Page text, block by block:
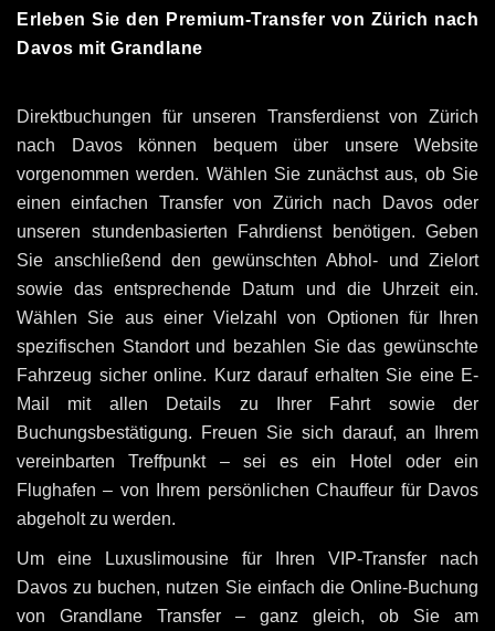
Erleben Sie den Premium-Transfer von Zürich nach
Davos mit Grandlane
Direktbuchungen für unseren Transferdienst von Zürich
nach Davos können bequem über unsere Website
vorgenommen werden. Wählen Sie zunächst aus, ob Sie
einen einfachen Transfer von Zürich nach Davos oder
unseren stundenbasierten Fahrdienst benötigen. Geben
Sie anschließend den gewünschten Abhol- und Zielort
sowie das entsprechende Datum und die Uhrzeit ein.
Wählen Sie aus einer Vielzahl von Optionen für Ihren
spezifischen Standort und bezahlen Sie das gewünschte
Fahrzeug sicher online. Kurz darauf erhalten Sie eine E-
Mail mit allen Details zu Ihrer Fahrt sowie der
Buchungsbestätigung. Freuen Sie sich darauf, an Ihrem
vereinbarten Treffpunkt – sei es ein Hotel oder ein
Flughafen – von Ihrem persönlichen Chauffeur für Davos
abgeholt zu werden.
Um eine Luxuslimousine für Ihren VIP-Transfer nach
Davos zu buchen, nutzen Sie einfach die Online-Buchung
von Grandlane Transfer – ganz gleich, ob Sie am